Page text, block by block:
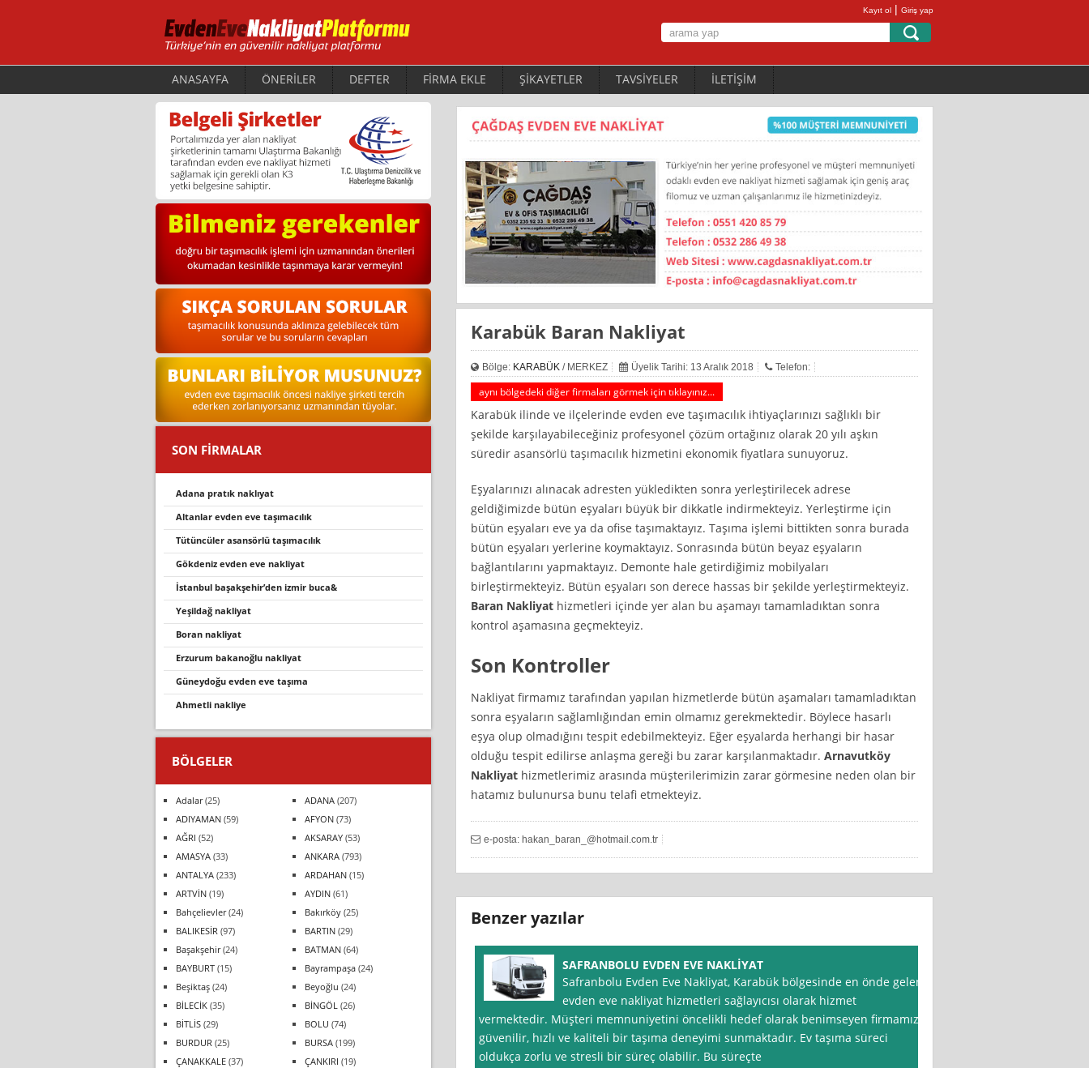
Kayıt ol | Giriş yap
ANASAYFA ÖNERİLER DEFTER FİRMA EKLE ŞİKAYETLER TAVSİYELER İLETİŞİM
Karabük Baran Nakliyat
Bölge: KARABÜK/ MERKEZ Üyelik Tarihi: 13 Aralık 2018 Telefon:
aynı bölgedeki diğer firmaları görmek için tıklayınız...
Karabük ilinde ve ilçelerinde evden eve taşımacılık ihtiyaçlarınızı sağlıklı bir
şekilde karşılayabileceğiniz profesyonel çözüm ortağınız olarak 20 yılı aşkın
süredir asansörlü taşımacılık hizmetini ekonomik fiyatlara sunuyoruz.
Eşyalarınızı alınacak adresten yükledikten sonra yerleştirilecek adrese
geldiğimizde bütün eşyaları büyük bir dikkatle indirmekteyiz. Yerleştirme için
bütün eşyaları eve ya da ofise taşımaktayız. Taşıma işlemi bittikten sonra burada
bütün eşyaları yerlerine koymaktayız. Sonrasında bütün beyaz eşyaların
bağlantılarını yapmaktayız. Demonte hale getirdiğimiz mobilyaları
birleştirmekteyiz. Bütün eşyaları son derece hassas bir şekilde yerleştirmekteyiz.
Baran Nakliyathizmetleri içinde yer alan bu aşamayı tamamladıktan sonra
kontrol aşamasına geçmekteyiz.
Son Kontroller
Nakliyat firmamız tarafından yapılan hizmetlerde bütün aşamaları tamamladıktan
sonra eşyaların sağlamlığından emin olmamız gerekmektedir. Böylece hasarlı
eşya olup olmadığını tespit edebilmekteyiz. Eğer eşyalarda herhangi bir hasar
olduğu tespit edilirse anlaşma gereği bu zarar karşılanmaktadır. Arnavutköy
Nakliyathizmetlerimiz arasında müşterilerimizin zarar görmesine neden olan bir
hatamız bulunursa bunu telafi etmekteyiz.
e-posta: hakan_baran_@hotmail.com.tr
Benzer yazılar
SAFRANBOLU EVDEN EVE NAKLİYAT
Safranbolu Evden Eve Nakliyat, Karabük bölgesinde en önde gelen
evden eve nakliyat hizmetleri sağlayıcısı olarak hizmet
vermektedir. Müşteri memnuniyetini öncelikli hedef olarak benimseyen firmamız,
güvenilir, hızlı ve kaliteli bir taşıma deneyimi sunmaktadır. Ev taşıma süreci
oldukça zorlu ve stresli bir süreç olabilir. Bu süreçte
SON FİRMALAR
adana pratık naklıyat
altanlar evden eve taşımacılık
tütüncüler asansörlü taşımacılık
gökdeniz evden eve nakliyat
i̇stanbul başakşehir’den i̇zmir buca&
yeşildağ nakliyat
boran nakliyat
erzurum bakanoğlu nakliyat
güneydoğu evden eve taşıma
ahmetli̇ nakli̇ye
BÖLGELER
Adalar(25) ADANA (207)
ADIYAMAN (59) AFYON (73)
AĞRI (52) AKSARAY (53)
AMASYA (33) ANKARA (793)
ANTALYA (233) ARDAHAN (15)
ARTVİN (19) AYDIN (61)
Bahçelievler(24) Bakırköy (25)
BALIKESİR (97) BARTIN (29)
Başakşehir(24) BATMAN (64)
BAYBURT (15) Bayrampaşa (24)
Beşiktaş (24) Beyoğlu (24)
BİLECİK (35) BİNGÖL (26)
BİTLİS (29) BOLU (74)
BURDUR (25) BURSA (199)
ÇANAKKALE (37) ÇANKIRI (19)